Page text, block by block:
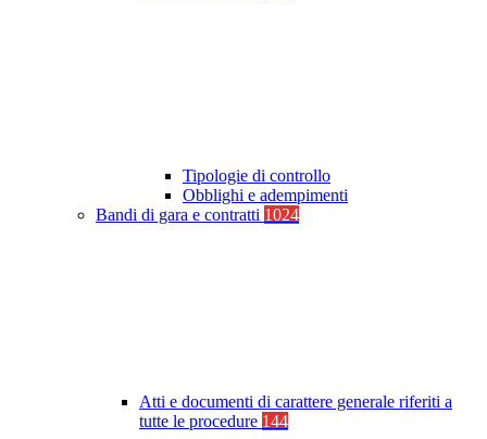
Tipologie di controllo
Obblighi e adempimenti
Bandi di gara e contratti 1024
Atti e documenti di carattere generale riferiti a
tutte le procedure 144